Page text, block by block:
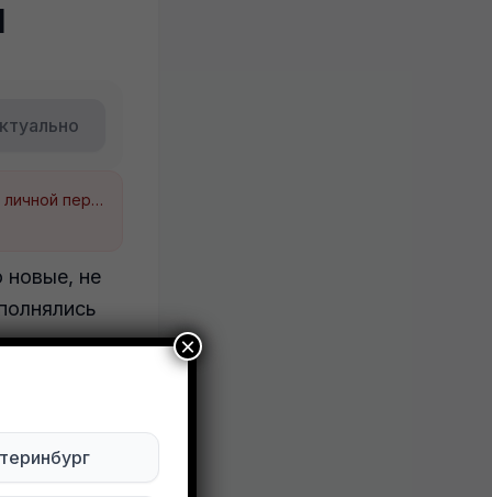
Будьте внимательны. Не переходите по ссылкам, если вам предлагают в личной переписке с дарителем оплаты доставки, брони, предоплаты или установки стороннего приложения, удалите переписку и заблокируйте пользователя. Обо всех таких постах сообщайте
новые, не
×